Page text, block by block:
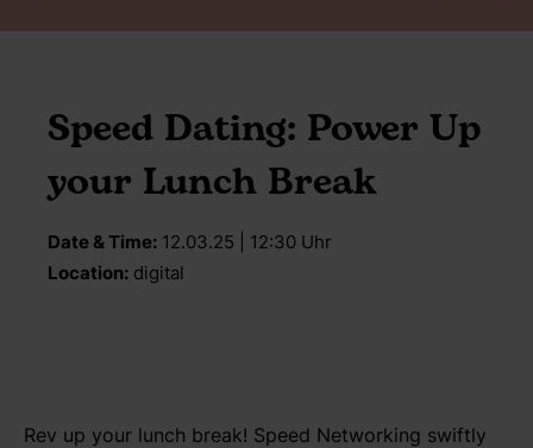
Speed Dating: Power Up
your Lunch Break
Date & Time: 12.03.25 | 12:30 Uhr
Location: digital
Rev up your lunch break! Speed Networking swiftly